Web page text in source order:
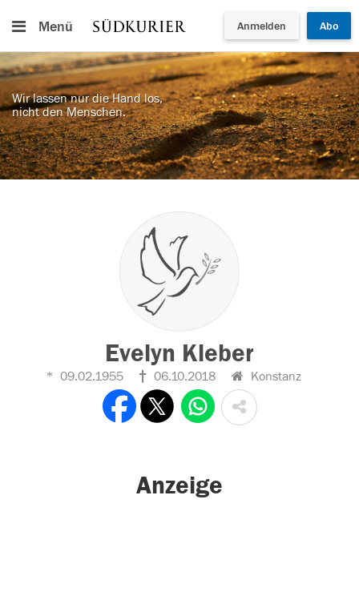
Menü Anmelden Abo
Wir lassen nur die Hand los,
nicht den Menschen.
Evelyn Kleber
09.02.1955 06.10.2018 Konstanz
Anzeige